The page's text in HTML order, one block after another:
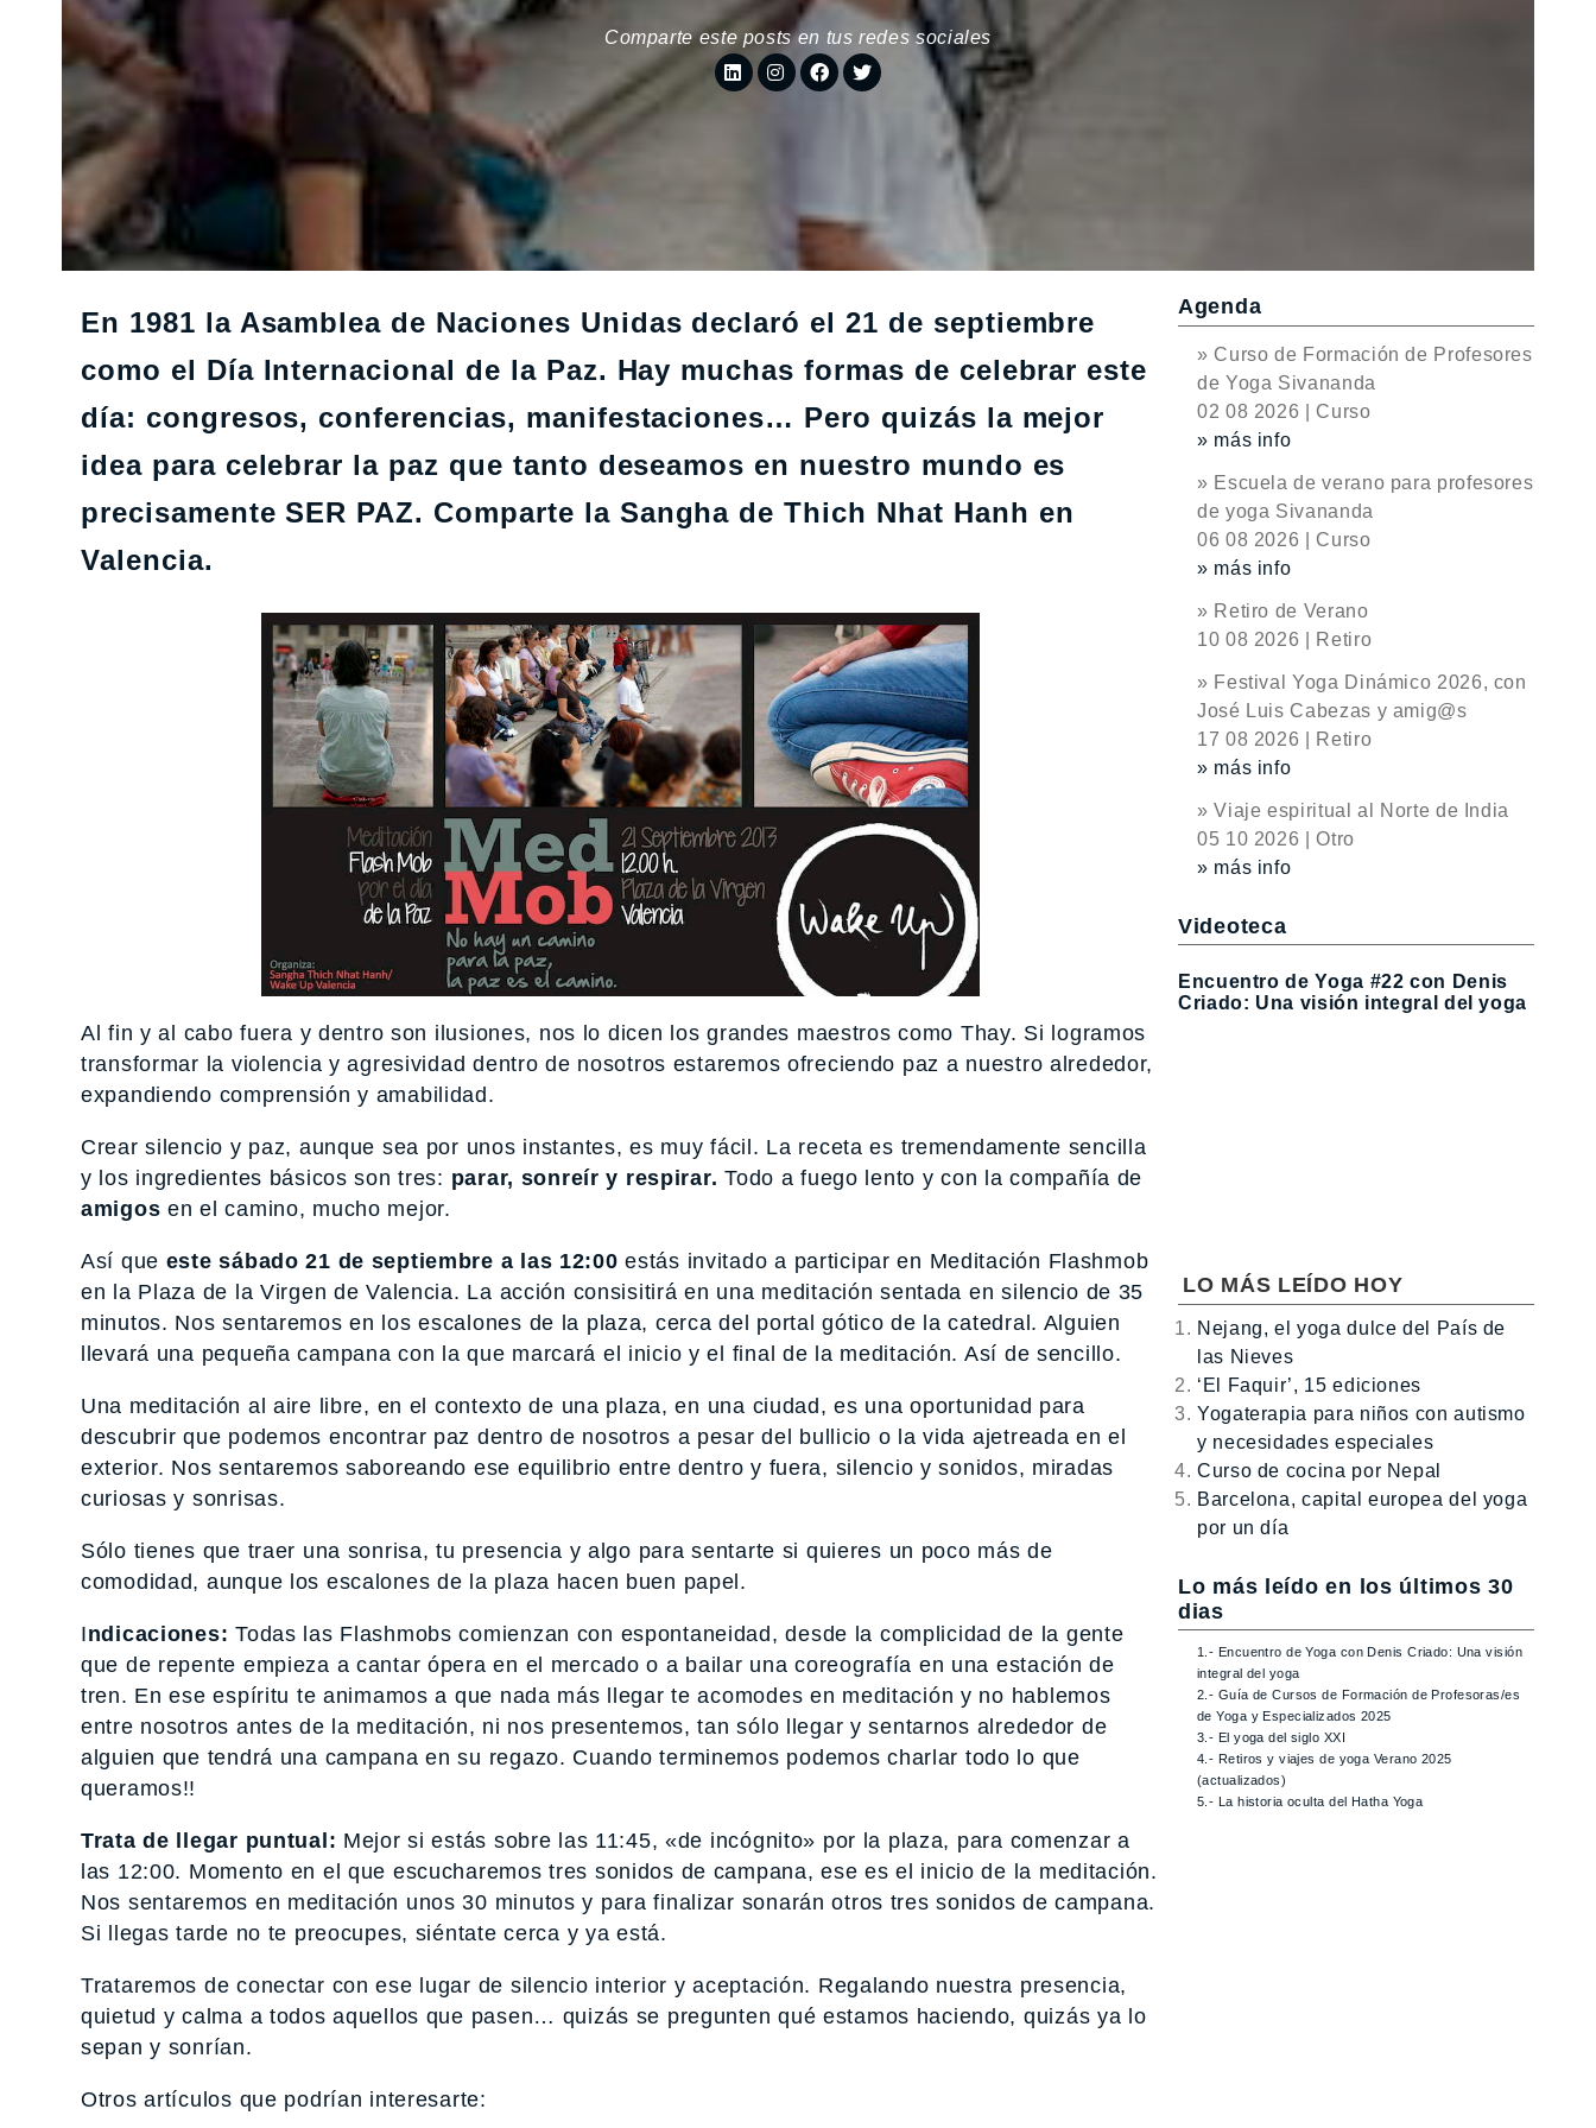
Comparte este posts en tus redes sociales
En 1981 la Asamblea de Naciones Unidas declaró el 21 de septiembre
como el Día Internacional de la Paz. Hay muchas formas de celebrar este
día: congresos, conferencias, manifestaciones… Pero quizás la mejor
idea para celebrar la paz que tanto deseamos en nuestro mundo es
precisamente SER PAZ. Comparte la Sangha de Thich Nhat Hanh en
Valencia.
Al fin y al cabo fuera y dentro son ilusiones, nos lo dicen los grandes maestros como Thay. Si logramos
transformar la violencia y agresividad dentro de nosotros estaremos ofreciendo paz a nuestro alrededor,
expandiendo comprensión y amabilidad.
Crear silencio y paz, aunque sea por unos instantes, es muy fácil. La receta es tremendamente sencilla
y los ingredientes básicos son tres: parar, sonreír y respirar. Todo a fuego lento y con la compañía de
amigos en el camino, mucho mejor.
Así que este sábado 21 de septiembre a las 12:00 estás invitado a participar en Meditación Flashmob
en la Plaza de la Virgen de Valencia. La acción consisitirá en una meditación sentada en silencio de 35
minutos. Nos sentaremos en los escalones de la plaza, cerca del portal gótico de la catedral. Alguien
llevará una pequeña campana con la que marcará el inicio y el final de la meditación. Así de sencillo.
Una meditación al aire libre, en el contexto de una plaza, en una ciudad, es una oportunidad para
descubrir que podemos encontrar paz dentro de nosotros a pesar del bullicio o la vida ajetreada en el
exterior. Nos sentaremos saboreando ese equilibrio entre dentro y fuera, silencio y sonidos, miradas
curiosas y sonrisas.
Sólo tienes que traer una sonrisa, tu presencia y algo para sentarte si quieres un poco más de
comodidad, aunque los escalones de la plaza hacen buen papel.
Indicaciones: Todas las Flashmobs comienzan con espontaneidad, desde la complicidad de la gente
que de repente empieza a cantar ópera en el mercado o a bailar una coreografía en una estación de
tren. En ese espíritu te animamos a que nada más llegar te acomodes en meditación y no hablemos
entre nosotros antes de la meditación, ni nos presentemos, tan sólo llegar y sentarnos alrededor de
alguien que tendrá una campana en su regazo. Cuando terminemos podemos charlar todo lo que
queramos!!
Trata de llegar puntual: Mejor si estás sobre las 11:45, «de incógnito» por la plaza, para comenzar a
las 12:00. Momento en el que escucharemos tres sonidos de campana, ese es el inicio de la meditación.
Nos sentaremos en meditación unos 30 minutos y para finalizar sonarán otros tres sonidos de campana.
Si llegas tarde no te preocupes, siéntate cerca y ya está.
Trataremos de conectar con ese lugar de silencio interior y aceptación. Regalando nuestra presencia,
quietud y calma a todos aquellos que pasen… quizás se pregunten qué estamos haciendo, quizás ya lo
sepan y sonrían.
Otros artículos que podrían interesarte:
Agenda
» Curso de Formación de Profesores
de Yoga Sivananda
02 08 2026 | Curso
» más info
» Escuela de verano para profesores
de yoga Sivananda
06 08 2026 | Curso
» más info
» Retiro de Verano
10 08 2026 | Retiro
» Festival Yoga Dinámico 2026, con
José Luis Cabezas y amig@s
17 08 2026 | Retiro
» más info
» Viaje espiritual al Norte de India
05 10 2026 | Otro
» más info
Videoteca
Encuentro de Yoga #22 con Denis
Criado: Una visión integral del yoga
LO MÁS LEÍDO HOY
Nejang, el yoga dulce del País de
las Nieves
‘El Faquir’, 15 ediciones
Yogaterapia para niños con autismo
y necesidades especiales
Curso de cocina por Nepal
Barcelona, capital europea del yoga
por un día
Lo más leído en los últimos 30
dias
1.- Encuentro de Yoga con Denis Criado: Una visión
integral del yoga
2.- Guía de Cursos de Formación de Profesoras/es
de Yoga y Especializados 2025
3.- El yoga del siglo XXI
4.- Retiros y viajes de yoga Verano 2025
(actualizados)
5.- La historia oculta del Hatha Yoga